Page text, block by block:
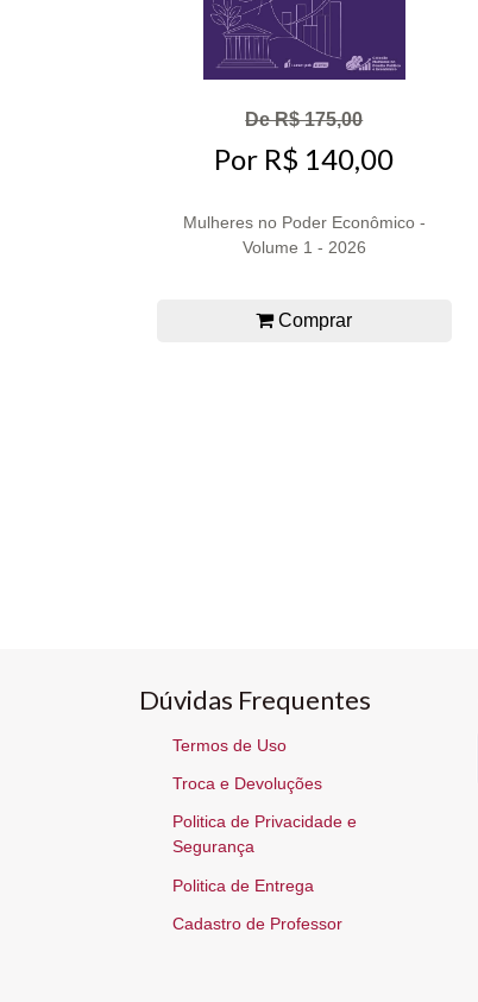
De R$ 175,00
Por R$ 140,00
Mulheres no Poder Econômico -
Volume 1 - 2026
Comprar
Dúvidas Frequentes
Termos de Uso
Troca e Devoluções
Politica de Privacidade e
Segurança
Politica de Entrega
Cadastro de Professor